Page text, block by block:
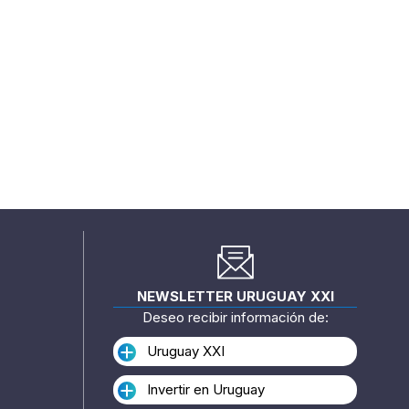
NEWSLETTER URUGUAY XXI
Deseo recibir información de:
Uruguay XXI
Invertir en Uruguay